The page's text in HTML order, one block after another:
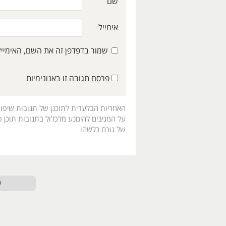
אימייל
שמור בדפדפן זה את השם,
פרסם תגובה זו באנונימיות
האחריות הבלעדית לתוכנן של תגובות
על המגיבים להימנע מלכלול בתגובות
של גורם כלשהו